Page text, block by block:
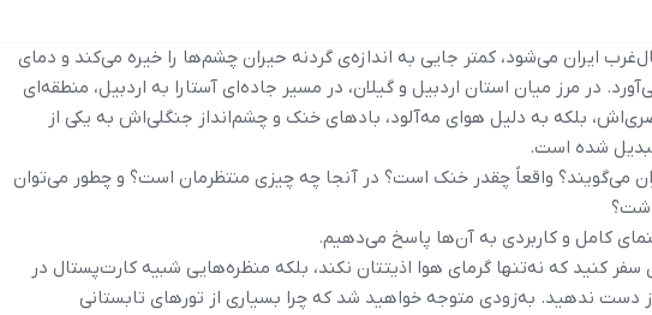
ایران می‌شود، کمتر جایی به اندازه‌ی گردنه حیران چشم‌ها را خیره می‌کند و دمای
در مرز میان استان اردبیل و گیلان، در مسیر جاده‌ای آستارا به اردبیل، منطقه‌ای
بلکه به دلیل هوای مه‌آلود، بادهای خنک و چشم‌انداز جنگلی‌اش به یکی از
شده است.
می‌گویند؟ واقعاً چقدر خنک است؟ در آنجا چه چیزی منتظرمان است؟ و چطور می‌توان
کامل و کاربردی به آن‌ها پاسخ می‌دهیم.
کنید که نه‌تنها گرمای هوا اذیتتان نکند، بلکه منظره‌هایی شبیه کارت‌پستال در
از دست ندهید. به‌زودی متوجه خواهید شد که چرا بسیاری از تورهای تابستانی